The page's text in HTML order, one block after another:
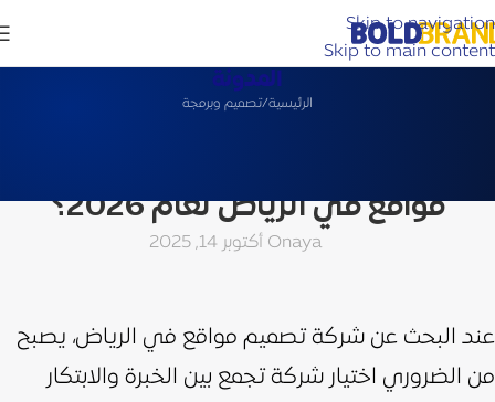
Skip to navigation
Skip to main content
المدونة
الرئيسية تصميم وبرمجة
مواقع في الرياض لعام 2026؟
ayaOn أكتوبر 14, 2025
عند البحث عن شركة تصميم مواقع في الرياض، يصبح
من الضروري اختيار شركة تجمع بين الخبرة والابتكار